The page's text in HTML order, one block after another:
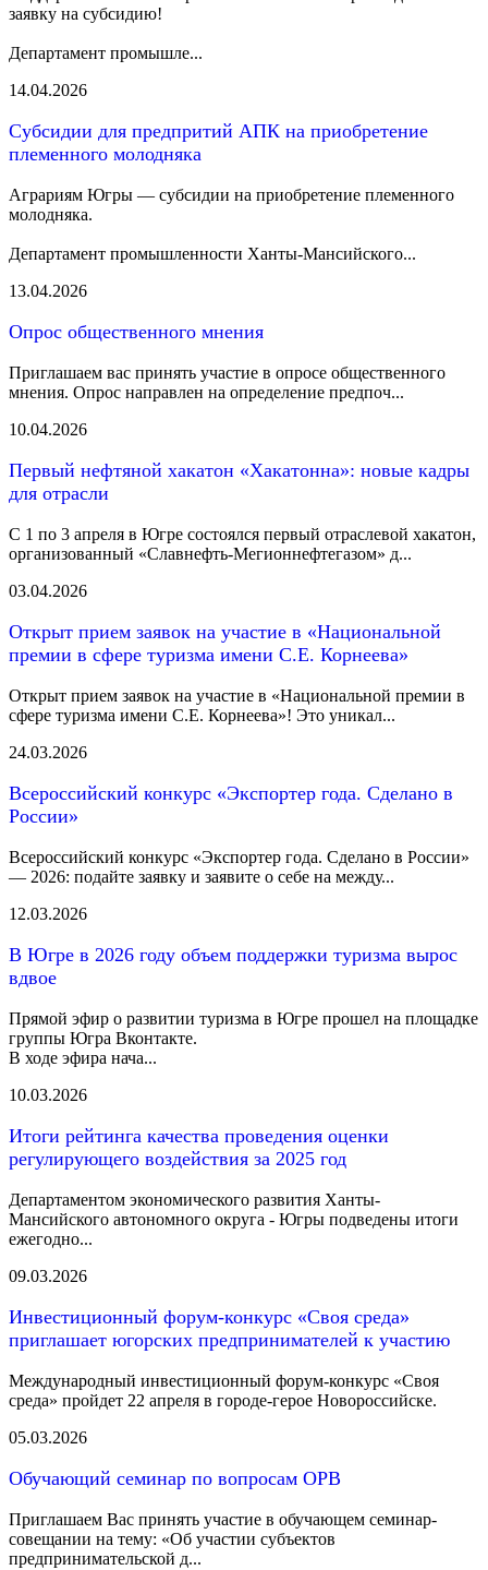
заявку на субсидию!
Департамент промышле...
14.04.2026
Субсидии для предпритий АПК на приобретение
племенного молодняка
Аграриям Югры — субсидии на приобретение племенного
молодняка.
Департамент промышленности Ханты‑Мансийского...
13.04.2026
Опрос общественного мнения
Приглашаем вас принять участие в опросе общественного
мнения. Опрос направлен на определение предпоч...
10.04.2026
Первый нефтяной хакатон «Хакатонна»: новые кадры
для отрасли
С 1 по 3 апреля в Югре состоялся первый отраслевой хакатон,
организованный «Славнефть‑Мегионнефтегазом» д...
03.04.2026
Открыт прием заявок на участие в «Национальной
премии в сфере туризма имени С.Е. Корнеева»
Открыт прием заявок на участие в «Национальной премии в
сфере туризма имени С.Е. Корнеева»! Это уникал...
24.03.2026
Всероссийский конкурс «Экспортер года. Сделано в
России»
Всероссийский конкурс «Экспортер года. Сделано в России»
— 2026: подайте заявку и заявите о себе на между...
12.03.2026
В Югре в 2026 году объем поддержки туризма вырос
вдвое
Прямой эфир о развитии туризма в Югре прошел на площадке
группы Югра Вконтакте.
В ходе эфира нача...
10.03.2026
Итоги рейтинга качества проведения оценки
регулирующего воздействия за 2025 год
Департаментом экономического развития Ханты-
Мансийского автономного округа - Югры подведены итоги
ежегодно...
09.03.2026
Инвестиционный форум-конкурс «Своя среда»
приглашает югорских предпринимателей к участию
Международный инвестиционный форум-конкурс «Своя
среда» пройдет 22 апреля в городе-герое Новороссийске.
05.03.2026
Обучающий семинар по вопросам ОРВ
Приглашаем Вас принять участие в обучающем семинар-
совещании на тему: «Об участии субъектов
предпринимательской д...